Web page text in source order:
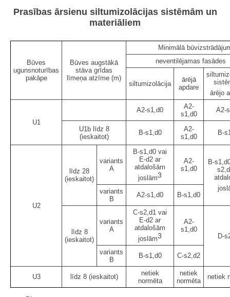
Prasības ārsienu siltumizolācijas sistēmām un
materiāliem
Būves
ugunsnoturības
pakāpe
Būves augstākā
stāva grīdas
līmeņa atzīme (m)
Minimālā
neventilējamas fasādes
siltumizolācija
ārējā
apdare
ārējo
U1
A2-s1,d0
A2-
s1,d0
A2-
U1b līdz 8
(ieskaitot)
B-s1,d0
A2-
s1,d0
B-
U2
līdz 28
(ieskaitot)
variants
A
B-s1,d0 vai
E-d2 ar
atdalošām
joslām3
A2-
s1,d0
B-
variants
B
A2-s1,d0 B-s1,d0
līdz 8
(ieskaitot)
variants
A
C-s2,d1 vai
E-d2 ar
atdalošām
joslām3
A2-
s1,d0
D-
variants
B
B-s1,d0 C-s2,d2
U3 līdz 8 (ieskaitot)
netiek
normēta
netiek
normēta
netiek